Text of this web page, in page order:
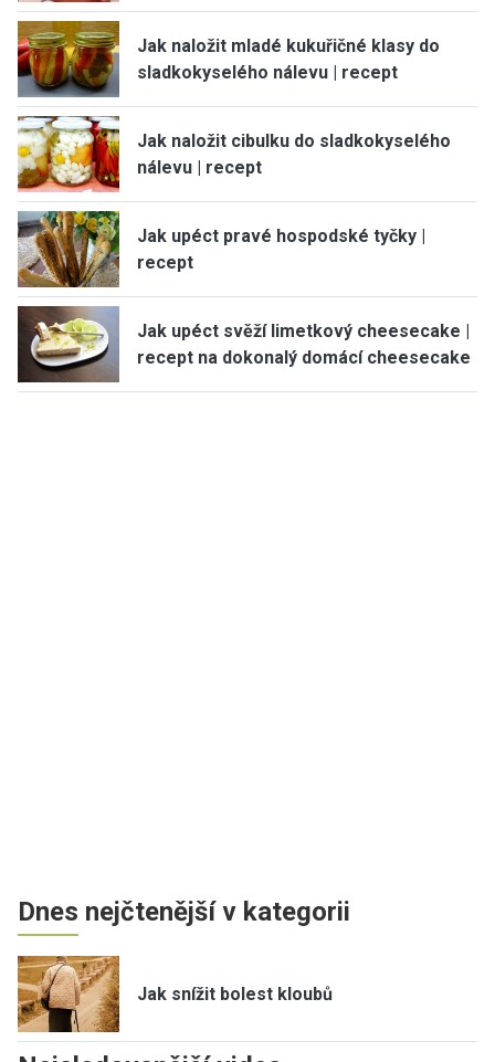
Jak naložit mladé kukuřičné klasy do
sladkokyselého nálevu | recept
Jak naložit cibulku do sladkokyselého
nálevu | recept
Jak upéct pravé hospodské tyčky |
recept
Jak upéct svěží limetkový cheesecake |
recept na dokonalý domácí cheesecake
Dnes nejčtenější v kategorii
Jak snížit bolest kloubů